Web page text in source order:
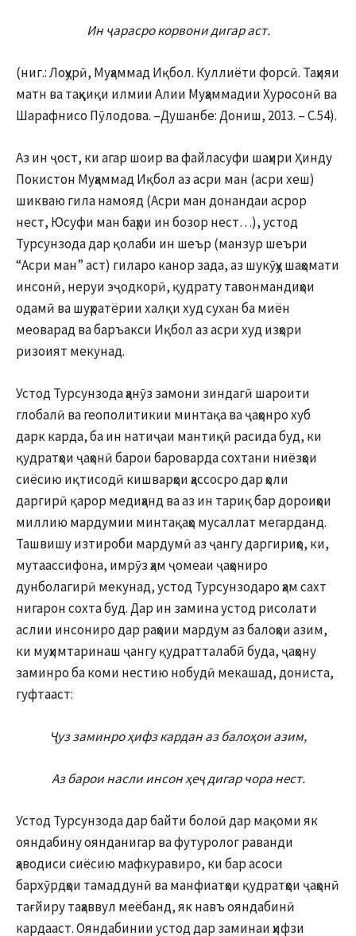
Ин ҷарасро корвони дигар аст.
(ниг.: Лоҳурӣ, Муҳаммад Иқбол. Куллиёти форсӣ. Таҳияи
матн ва таҳқиқи илмии Алии Муҳаммадии Хуросонӣ ва
Шарафнисо Пӯлодова. –Душанбе: Дониш, 2013. – С.54).
Аз ин ҷост, ки агар шоир ва файласуфи шаҳири Ҳинду
Покистон Муҳаммад Иқбол аз асри ман (асри хеш)
шикваю гила намояд (Асри ман донандаи асрор
нест, Юсуфи ман баҳри ин бозор нест…), устод
Турсунзода дар қолаби ин шеър (манзур шеъри
“Асри ман” аст) гиларо канор зада, аз шукӯҳу шаҳомати
инсонӣ, неруи эҷодкорӣ, қудрату тавонмандиҳои
одамӣ ва шуҳратёрии халқи худ сухан ба миён
меоварад ва баръакси Иқбол аз асри худ изҳори
ризоият мекунад.
Устод Турсунзода ҳанӯз замони зиндагӣ шароити
глобалӣ ва геополитикии минтақа ва ҷаҳонро хуб
дарк карда, ба ин натиҷаи мантиқӣ расида буд, ки
қудратҳои ҷаҳонӣ барои бароварда сохтани ниёзҳои
сиёсию иқтисодӣ кишварҳои ҳассосро дар ҳоли
даргирӣ қарор медиҳанд ва аз ин тариқ бар дороиҳои
миллию мардумии минтақаҳо мусаллат мегарданд.
Ташвишу изтироби мардумӣ аз ҷангу даргириҳо, ки,
мутаассифона, имрӯз ҳам ҷомеаи ҷаҳониро
дунболагирӣ мекунад, устод Турсунзодаро ҳам сахт
нигарон сохта буд. Дар ин замина устод рисолати
аслии инсониро дар раҳоии мардум аз балоҳои азим,
ки муҳимтаринаш ҷангу қудратталабӣ буда, ҷаҳону
заминро ба коми нестию нобудӣ мекашад, дониста,
гуфтааст:
Ҷуз заминро ҳифз кардан аз балоҳои азим,
Аз барои насли инсон ҳеҷ дигар чора нест.
Устод Турсунзода дар байти болоӣ дар мақоми як
ояндабину оянданигар ва футуролог раванди
ҳаводиси сиёсию мафкуравиро, ки бар асоси
бархӯрдҳои тамаддунӣ ва манфиатҳои қудратҳои ҷаҳонӣ
тағйиру таҳаввул меёбанд, як навъ ояндабинӣ
кардааст. Ояндабинии устод дар заминаи ҳифзи